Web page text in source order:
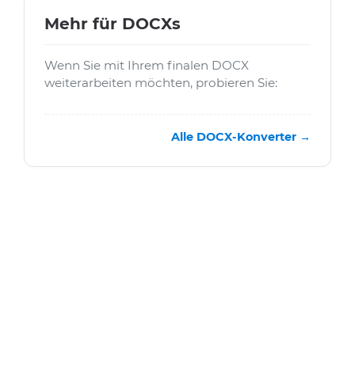
Mehr für DOCXs
Wenn Sie mit Ihrem finalen DOCX
weiterarbeiten möchten, probieren Sie:
Alle DOCX-Konverter →